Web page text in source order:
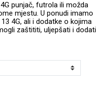
punjač, futrola ili možda
mjestu. U ponudi imamo
4G, ali i dodatke o kojima
zaštititi, uljepšati i dodati
Line Art
Apple
- 12.0 inča
za bicikl
Power bank
Zvučnici
za laptope